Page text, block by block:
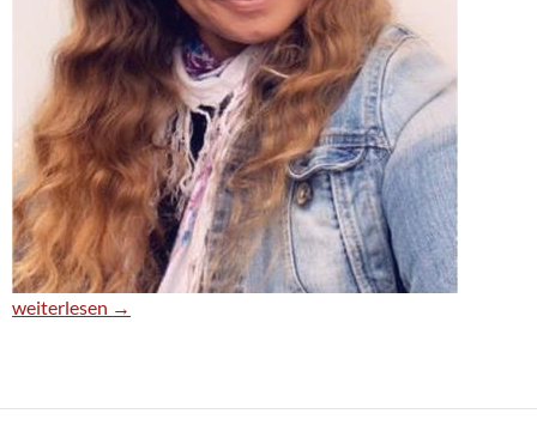
Ein offenes Ohr für alle – Unsere Schulsozialarbeiterin im
weiterlesen →